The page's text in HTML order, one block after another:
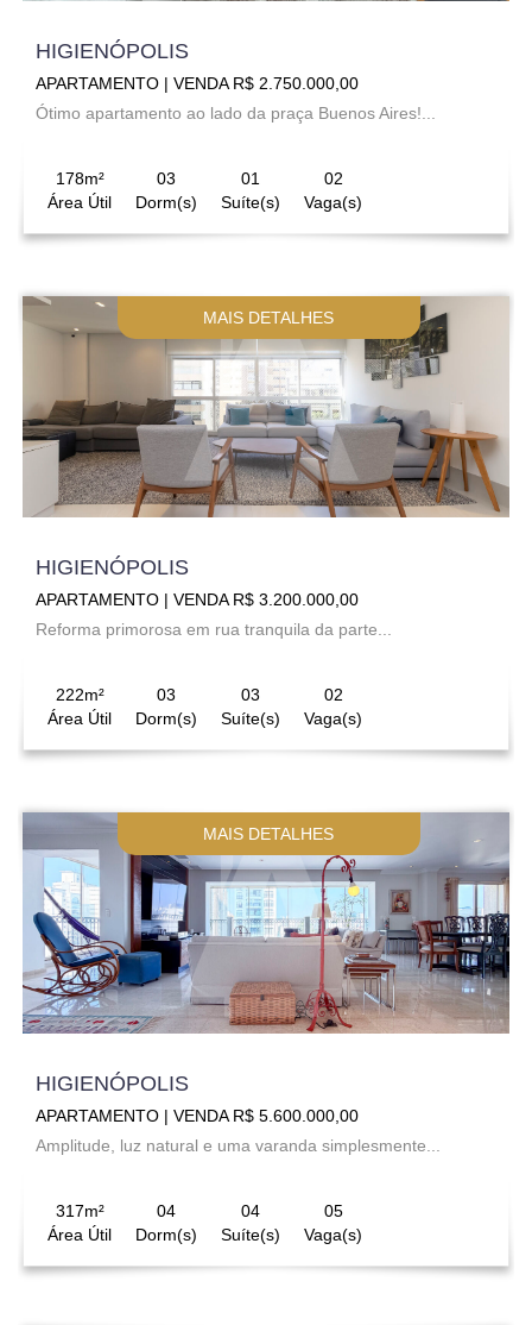
HIGIENÓPOLIS
APARTAMENTO | VENDA R$ 2.750.000,00
Ótimo apartamento ao lado da praça Buenos Aires!...
178m²
Área Útil
03
Dorm(s)
01
Suíte(s)
02
Vaga(s)
MAIS DETALHES
HIGIENÓPOLIS
APARTAMENTO | VENDA R$ 3.200.000,00
Reforma primorosa em rua tranquila da parte...
222m²
Área Útil
03
Dorm(s)
03
Suíte(s)
02
Vaga(s)
MAIS DETALHES
HIGIENÓPOLIS
APARTAMENTO | VENDA R$ 5.600.000,00
Amplitude, luz natural e uma varanda simplesmente...
317m²
Área Útil
04
Dorm(s)
04
Suíte(s)
05
Vaga(s)